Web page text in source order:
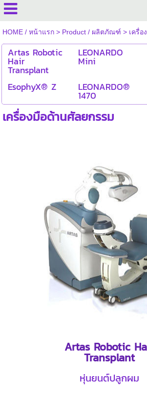
HOME / หน้าแรก> Product / ผลิตภัณฑ์ > เครื่อ
Artas Robotic
Hair
Transplant
LEONARDO
Mini
EsophyX® Z
LEONARDO®
1470
เครื่องมือด้านศัลยกรรม
Artas Robotic
Transplant
หุ่นยนต์ปลูกผม